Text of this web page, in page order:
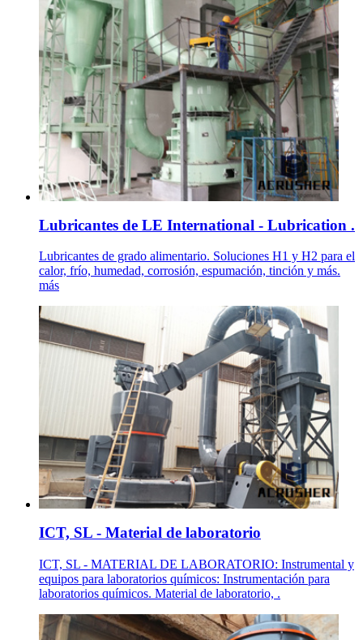
Lubricantes de LE International - Lubrication .
Lubricantes de grado alimentario. Soluciones H1 y H2 para el
calor, frío, humedad, corrosión, espumación, tinción y más.
más
ICT, SL - Material de laboratorio
ICT, SL - MATERIAL DE LABORATORIO: Instrumental y
equipos para laboratorios químicos: Instrumentación para
laboratorios químicos. Material de laboratorio, .